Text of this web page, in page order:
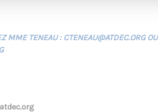
MME TENEAU : CTENEAU@ATDEC.ORG OU